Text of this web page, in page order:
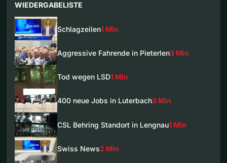
WIEDERGABELISTE
Schlagzeilen1 Min
Aggressive Fahrende in Pieterlen3 Min
Tod wegen LSD1 Min
400 neue Jobs in Luterbach3 Min
CSL Behring Standort in Lengnau1 Min
Swiss News2 Min